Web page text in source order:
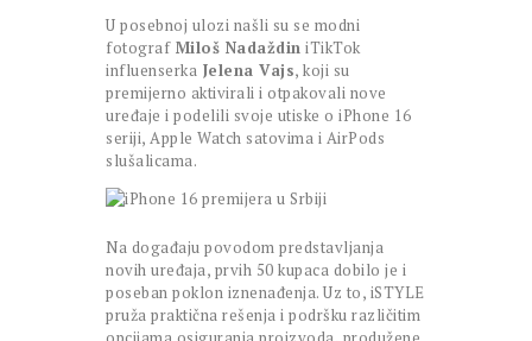
U posebnoj ulozi našli su se modni
fotografMiloš Nadaždin iTikTok
influenserka Jelena Vajs, koji su
premijerno aktivirali i otpakovali nove
uređaje i podelili svoje utiske o iPhone 16
seriji, Apple Watch satovima i AirPods
slušalicama.
Na događaju povodom predstavljanja
novih uređaja, prvih 50 kupaca dobilo je i
poseban poklon iznenađenja. Uz to, iSTYLE
pruža praktična rešenja i podršku različitim